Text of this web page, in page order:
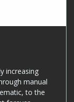
increasing
manual
to the